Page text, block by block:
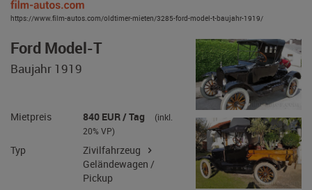
https://www.film-autos.com/oldtimer-mieten/3285-ford-model-t-baujahr-1919/
Ford Model-T
Baujahr 1919
840 EUR / Tag
20% VP)
Zivilfahrzeug
Geländewagen /